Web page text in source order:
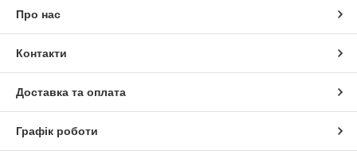
Про нас
Контакти
Доставка та оплата
Графік роботи